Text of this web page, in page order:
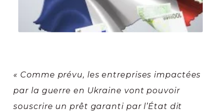
« Comme prévu, les entreprises impactées
par la guerre en Ukraine vont pouvoir
souscrire un prêt garanti par l’État dit